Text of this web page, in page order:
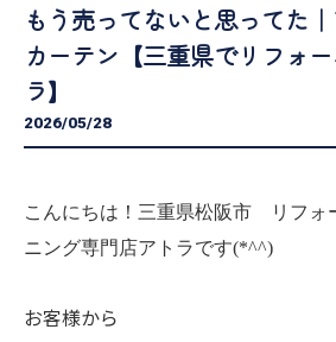
もう売ってないと思ってた
カーテン【三重県でリフォ
ラ】
2026/05/28
こんにちは！三重県松阪市 リフォ
ニング専門店アトラです(*^^)
お客様から